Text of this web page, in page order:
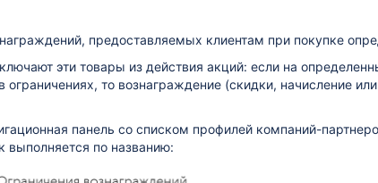
предоставляемых клиентам при покупке
эти товары из действия акций: если на
то вознаграждение (скидки, начисление
панель со списком профилей компаний-
выполняется по названию: